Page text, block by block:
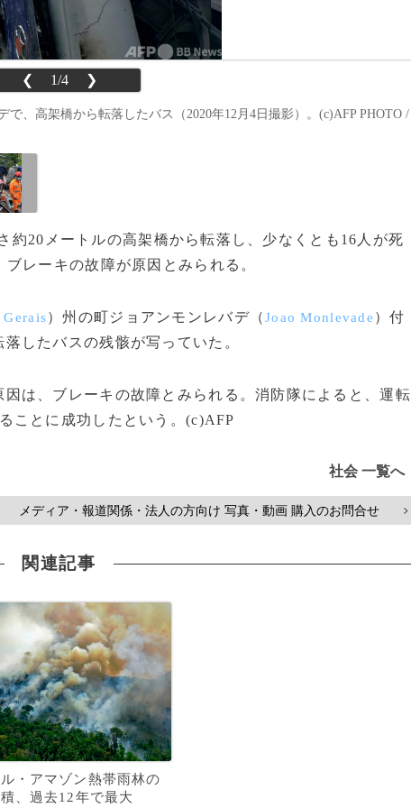
❮ 1/4 ❯
、高架橋から転落したバス（2020年12月4日撮影）。(c)AFP PHOTO /
約20メートルの高架橋から転落し、少なくとも16人が死
レーキの故障が原因とみられる。
）州の町ジョアンモンレバデ（Joao Monlevade ）付
したバスの残骸が写っていた。
は、ブレーキの故障とみられる。消防隊によると、運転
ことに成功したという。(c)AFP
社会 一覧へ
メディア・報道関係・法人の方向け 写真・動画 購入のお問合せ >
関連記事
・アマゾン熱帯雨林の
、過去12年で最大